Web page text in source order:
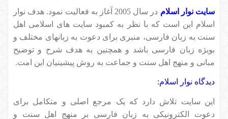
سایت نوار اسلام
در سال 2005 آغاز به فعالیت نمود. هدف نوار
اسلام این است که با نظر به کمبود سایت های اسلامی اهل
سنت به زبان فارسی، منبری برای دعوت به زبانهای مختلف و
بویژه زبان فارسی باشد و همچنین به هدف شرح و توضیح
مبانی و منهج اهل سنت و جماعت به روش پیشینیان این امت.
دیدگاه نوار اسلام:
این سایت تلاش دارد که یک مرجع اصلی و متکامل برای
دعوت الکترونیکی به زبان فارسی بر منهج اهل سنت و